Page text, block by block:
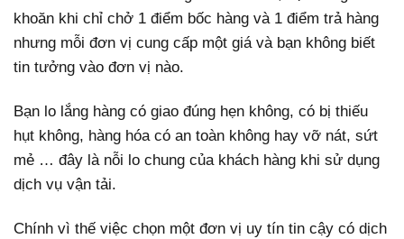
khoăn khi chỉ chở 1 điểm bốc hàng và 1 điểm trả hàng
nhưng mỗi đơn vị cung cấp một giá và bạn không biết
tin tưởng vào đơn vị nào.
Bạn lo lắng hàng có giao đúng hẹn không, có bị thiếu
hụt không, hàng hóa có an toàn không hay vỡ nát, sứt
mẻ … đây là nỗi lo chung của khách hàng khi sử dụng
dịch vụ vận tải.
Chính vì thế việc chọn một đơn vị uy tín tin cậy có dịch